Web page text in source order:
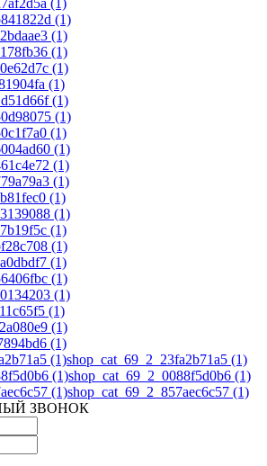
shop_cat_69_2_23fa2b71a5 (1)
shop_cat_69_2_0088f5d0b6 (1)
shop_cat_69_2_857aec6c57 (1)
ЗВОНОК